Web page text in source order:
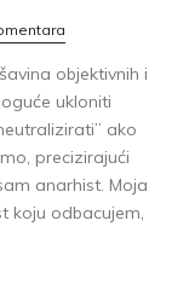
objektivnih i
ukloniti
ako
precizirajući
anarhist. Moja
koju odbacujem,